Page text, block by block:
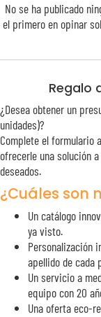
No se ha publicado
el primero en opinar
Regalo
¿Desea obtener un
unidades)?
Complete el formulario
ofrecerle una solución
deseados.
¿Cuáles son
Un catálogo
ya visto.
Personalización
apellido de cada
Un servicio a
equipo con 20
Una oferta eco-